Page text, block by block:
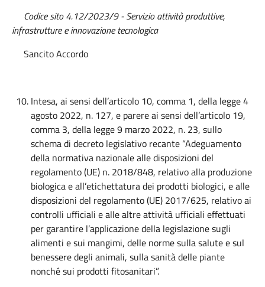
Codice sito 4.12/2023/9 - Servizio attività produttive,
infrastrutture e innovazione tecnologica
Sancito Accordo
Intesa, ai sensi dell’articolo 10, comma 1, della legge 4
agosto 2022, n. 127, e parere ai sensi dell’articolo 19,
comma 3, della legge 9 marzo 2022, n. 23, sullo
schema di decreto legislativo recante “Adeguamento
della normativa nazionale alle disposizioni del
regolamento (UE) n. 2018/848, relativo alla produzione
biologica e all’etichettatura dei prodotti biologici, e alle
disposizioni del regolamento (UE) 2017/625, relativo ai
controlli ufficiali e alle altre attività ufficiali effettuati
per garantire l’applicazione della legislazione sugli
alimenti e sui mangimi, delle norme sulla salute e sul
benessere degli animali, sulla sanità delle piante
nonché sui prodotti fitosanitari”.